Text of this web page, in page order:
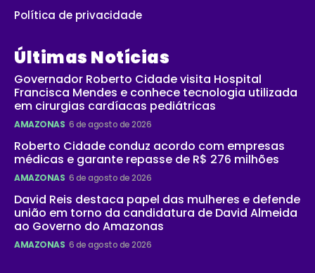
Política de privacidade
Últimas Notícias
Governador Roberto Cidade visita Hospital
Francisca Mendes e conhece tecnologia utilizada
em cirurgias cardíacas pediátricas
AMAZONAS 6 de agosto de 2026
Roberto Cidade conduz acordo com empresas
médicas e garante repasse de R$ 276 milhões
AMAZONAS 6 de agosto de 2026
David Reis destaca papel das mulheres e defende
união em torno da candidatura de David Almeida
ao Governo do Amazonas
AMAZONAS 6 de agosto de 2026